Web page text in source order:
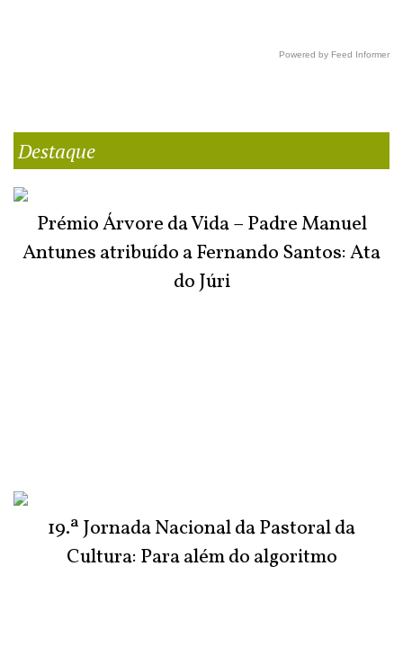
Powered by Feed Informer
Destaque
Prémio Árvore da Vida – Padre Manuel
Antunes atribuído a Fernando Santos: Ata
do Júri
19.ª Jornada Nacional da Pastoral da
Cultura: Para além do algoritmo